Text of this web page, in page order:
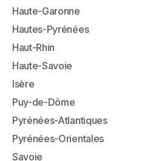
Haute-Garonne
Hautes-Pyrénées
Haut-Rhin
Haute-Savoie
Isère
Puy-de-Dôme
Pyrénées-Atlantiques
Pyrénées-Orientales
Savoie